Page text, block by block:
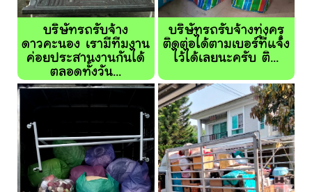
บริษัทรถรับจ้าง
ดาวคะนอง เรามีทีมงาน
ค่อยประสานงานกันได้
ตลอดทั้งวัน...
บริษัทรถรับจ้างทุ่งครุ
ติดต่อได้ตามเบอร์ที่แจ้ง
ไว้ได้เลยนะครับ ติ...